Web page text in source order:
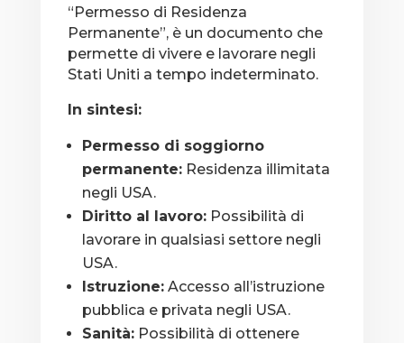
“Permesso di Residenza
Permanente”, è un documento che
permette di vivere e lavorare negli
Stati Uniti a tempo indeterminato.
In sintesi:
Permesso di soggiorno
permanente:Residenza illimitata
negli USA.
Diritto al lavoro:Possibilità di
lavorare in qualsiasi settore negli
USA.
Istruzione:Accesso all’istruzione
pubblica e privata negli USA.
Sanità:Possibilità di ottenere